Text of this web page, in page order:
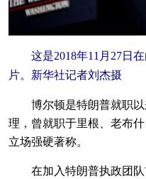
这是2018年11月27日
片。新华社记者刘杰摄
博尔顿是特朗普就职以
理，曾就职于里根、老布
立场强硬著称。
在加入特朗普执政团队